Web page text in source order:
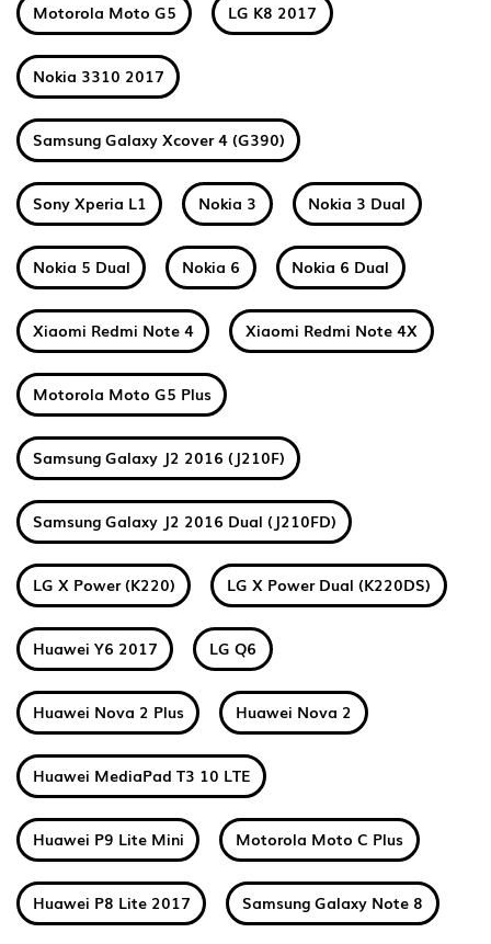
Motorola Moto G5 LG K8 2017
Nokia 3310 2017
Samsung Galaxy Xcover 4 (G390)
Sony Xperia L1 Nokia 3 Nokia 3 Dual
Nokia 5 Dual Nokia 6 Nokia 6 Dual
Xiaomi Redmi Note 4 Xiaomi Redmi Note 4X
Motorola Moto G5 Plus
Samsung Galaxy J2 2016 (J210F)
Samsung Galaxy J2 2016 Dual (J210FD)
LG X Power (K220) LG X Power Dual (K220DS)
Huawei Y6 2017 LG Q6
Huawei Nova 2 Plus Huawei Nova 2
Huawei MediaPad T3 10 LTE
Huawei P9 Lite Mini Motorola Moto C Plus
Huawei P8 Lite 2017 Samsung Galaxy Note 8